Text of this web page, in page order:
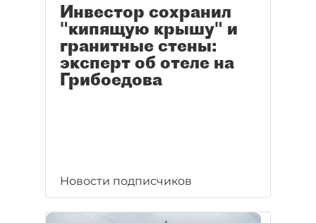
Инвестор сохранил
"кипящую крышу" и
гранитные стены:
эксперт об отеле на
Грибоедова
Новости подписчиков